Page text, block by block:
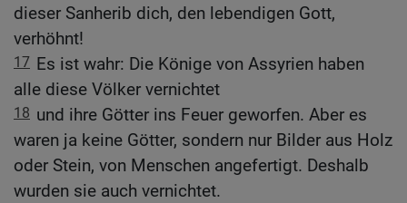
dieser Sanherib dich, den lebendigen Gott,
verhöhnt!
17 Es ist wahr: Die Könige von Assyrien haben
alle diese Völker vernichtet
18 und ihre Götter ins Feuer geworfen. Aber es
waren ja keine Götter, sondern nur Bilder aus Holz
oder Stein, von Menschen angefertigt. Deshalb
wurden sie auch vernichtet.